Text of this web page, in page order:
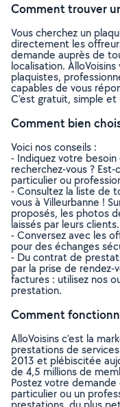
Comment trouver
Vous cherchez un
directement les
demande auprès de
localisation.
plaquistes,
capables de vous
C’est gratuit, simple
Comment bien
Voici nos conseils :
- Indiquez votre
recherchez-vous ?
particulier ou
- Consultez la liste de
vous à Villeurbanne !
proposés, les photos
laissés par leurs clients.
- Conversez avec les
pour des échanges
- Du contrat de
par la prise de rendez-
factures : utilisez nos
prestation.
Comment
AlloVoisins c’est la
prestations de
2013 et plébiscitée
de 4,5 millions de
Postez votre
particulier ou un